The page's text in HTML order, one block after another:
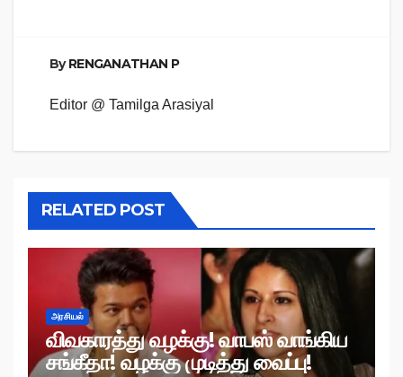
ByRENGANATHAN P
Editor @ Tamilga Arasiyal
RELATED POST
அரசியல்
விவகாரத்து வழக்கு! வாபஸ் வாங்கிய
சங்கீதா! வழக்கு முடித்து வைப்பு!